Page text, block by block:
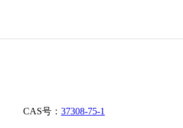
CAS号： 37308-75-1